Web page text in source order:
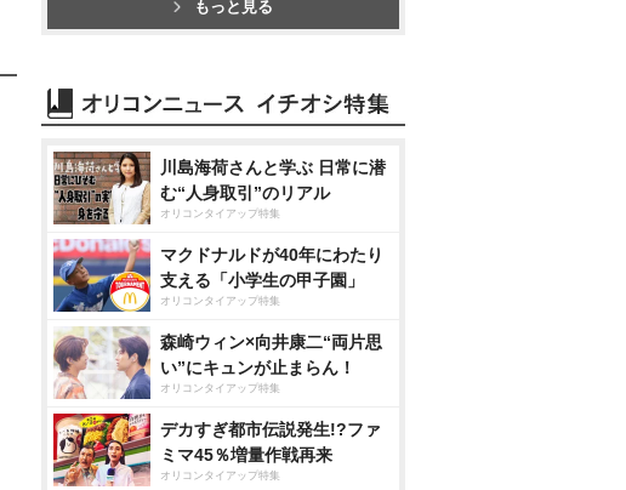
もっと見る
川島海荷さんと学ぶ 日常に潜
む“人身取引”のリアル
オリコンタイアップ特集
マクドナルドが40年にわたり
支える「小学生の甲子園」
オリコンタイアップ特集
森崎ウィン×向井康二“両片思
い”にキュンが止まらん！
オリコンタイアップ特集
デカすぎ都市伝説発生!?ファ
ミマ45％増量作戦再来
オリコンタイアップ特集